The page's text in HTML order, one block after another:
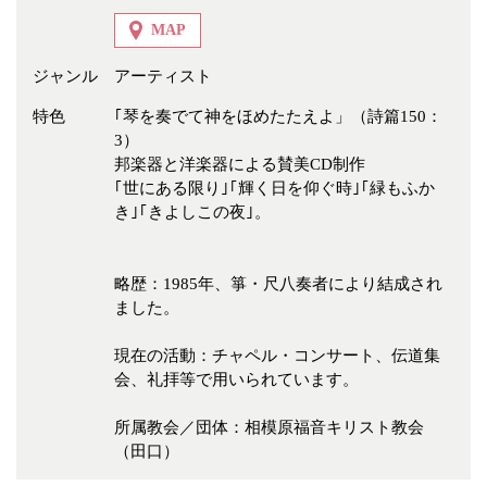
MAP
ジャンル アーティスト
特色
｢琴を奏でて神をほめたたえよ」（詩篇150：
3）
邦楽器と洋楽器による賛美CD制作
｢世にある限り｣｢輝く日を仰ぐ時｣｢緑もふか
き｣｢きよしこの夜｣。
略歴：1985年、箏・尺八奏者により結成され
ました。
現在の活動：チャペル・コンサート、伝道集
会、礼拝等で用いられています。
所属教会／団体：相模原福音キリスト教会
（田口）